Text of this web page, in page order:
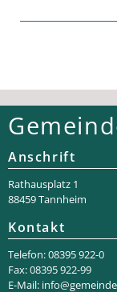
Anschrift
Rathaus­platz 1
88459 Tannheim
Kontakt
Telefon: 08395 922-0
Fax: 08395 922-99
E-Mail: